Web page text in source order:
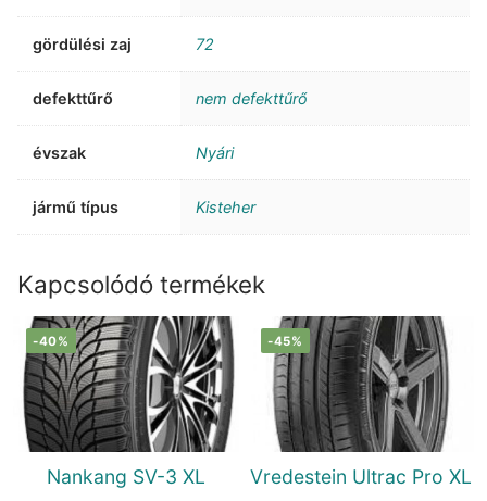
gördülési zaj 72
defekttűrő nem defekttűrő
évszak Nyári
jármű típus Kisteher
Kapcsolódó termékek
-40%
Nankang SV-3 XL
-45%
Vredestein Ultrac Pro XL